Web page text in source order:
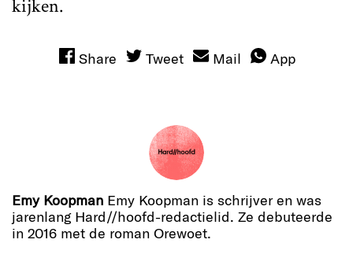
kijken.
Share Tweet Mail App
Emy Koopman Emy Koopman is schrijver en was
jarenlang Hard//hoofd-redactielid. Ze debuteerde
in 2016 met de roman Orewoet.